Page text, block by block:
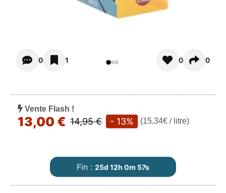
Opiniones - Pour le moment il n'y a aucun
0 1 0 0
Vente Flash !
13,00 € 14,95 € - 13% (15,34€ / litre)
Fin : 25d 12h 0m 56s